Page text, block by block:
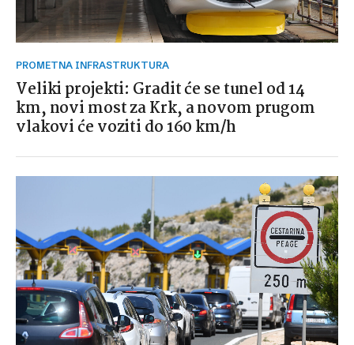
PROMETNA INFRASTRUKTURA
Veliki projekti: Gradit će se tunel od 14
km, novi most za Krk, a novom prugom
vlakovi će voziti do 160 km/h